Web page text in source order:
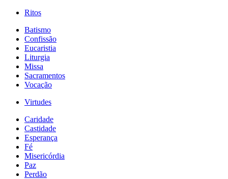
Ritos
Batismo
Confissão
Eucaristia
Liturgia
Missa
Sacramentos
Vocação
Virtudes
Caridade
Castidade
Esperança
Fé
Misericórdia
Paz
Perdão